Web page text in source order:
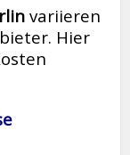
variieren
Hier